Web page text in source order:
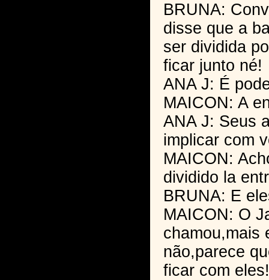
BRUNA:
disse que a
ser dividida
ficar junto né!
ANA J: É
MAICON: A
ANA J: Seus
implicar com
MAICON:
dividido la
BRUNA: E
MAICON: O
chamou,mais
não,parece
ficar com eles!